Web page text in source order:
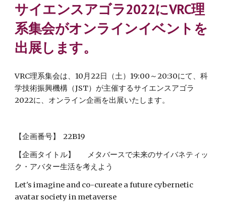
サイエンスアゴラ2022にVRC理
系集会がオンラインイベントを
出展します。
VRC理系集会は、10月22日（土）19:00～20:30にて、科
学技術振興機構（JST）が主催するサイエンスアゴラ
2022に、オンライン企画を出展いたします。
【企画番号】
22B19
【企画タイトル】
メタバースで未来のサイバネティッ
ク・アバター生活を考えよう
Let's imagine and co-cureate a future cybernetic
avatar society in metaverse